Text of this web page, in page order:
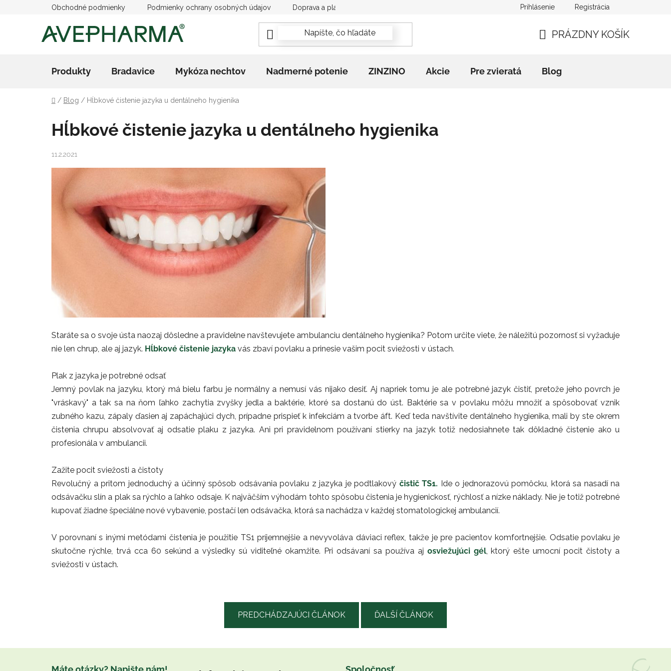
Obchodné podmienky Podmienky ochrany osobných údajov Doprava a platba Kontakty Blog Slovník pojmov
Prihlásenie Registrácia
KOŠÍK
PRÁZDNY KOŠÍK
Produkty Bradavice Mykóza nechtov Nadmerné potenie ZINZINO Akcie Pre zvieratá Blog
Domov
/ Blog / Hĺbkové čistenie jazyka u dentálneho hygienika
Hĺbkové čistenie jazyka u dentálneho hygienika
11.2.2021
Staráte sa o svoje ústa naozaj dôsledne a pravidelne navštevujete ambulanciu dentálneho hygienika? Potom určite viete, že náležitú pozornosť si vyžaduje
nie len chrup, ale aj jazyk. Hĺbkové čistenie jazyka vás zbaví povlaku a prinesie vašim pocit sviežosti v ústach.
Plak z jazyka je potrebné odsať
Jemný povlak na jazyku, ktorý má bielu farbu je normálny a nemusí vás nijako desiť. Aj napriek tomu je ale potrebné jazyk čistiť, pretože jeho povrch je
"vráskavý" a tak sa na ňom ľahko zachytia zvyšky jedla a baktérie, ktoré sa dostanú do úst. Baktérie sa v povlaku môžu množiť a spôsobovať vznik
zubného kazu, zápaly ďasien aj zapáchajúci dych, prípadne prispieť k infekciám a tvorbe áft. Keď teda navštívite dentálneho hygienika, mali by ste okrem
čistenia chrupu absolvovať aj odsatie plaku z jazyka. Ani pri pravidelnom používaní stierky na jazyk totiž nedosiahnete tak dôkladné čistenie ako u
profesionála v ambulancii.
Zažite pocit sviežosti a čistoty
Revolučný a pritom jednoduchý a účinný spôsob odsávania povlaku z jazyka je podtlakový čistič TS1. Ide o jednorazovú pomôcku, ktorá sa nasadí na
odsávačku slín a plak sa rýchlo a ľahko odsaje. K najväčším výhodám tohto spôsobu čistenia je hygienickosť, rýchlosť a nízke náklady. Nie je totiž potrebné
kupovať žiadne špeciálne nové vybavenie, postačí len odsávačka, ktorá sa nachádza v každej stomatologickej ambulancií.
V porovnaní s inými metódami čistenia je použitie TS1 príjemnejšie a nevyvoláva dáviaci reflex, takže je pre pacientov komfortnejšie. Odsatie povlaku je
skutočne rýchle, trvá cca 60 sekúnd a výsledky sú viditeľné okamžite. Pri odsávaní sa používa aj osviežujúci gél, ktorý ešte umocní pocit čistoty a
sviežosti v ústach.
PREDCHÁDZAJÚCI ČLÁNOK ĎALŠÍ ČLÁNOK